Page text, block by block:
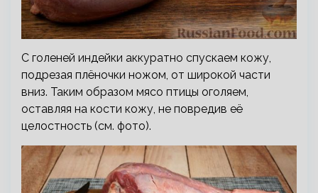
С голеней индейки аккуратно спускаем кожу,
подрезая плёночки ножом, от широкой части
вниз. Таким образом мясо птицы оголяем,
оставляя на кости кожу, не повредив её
целостность (см. фото).